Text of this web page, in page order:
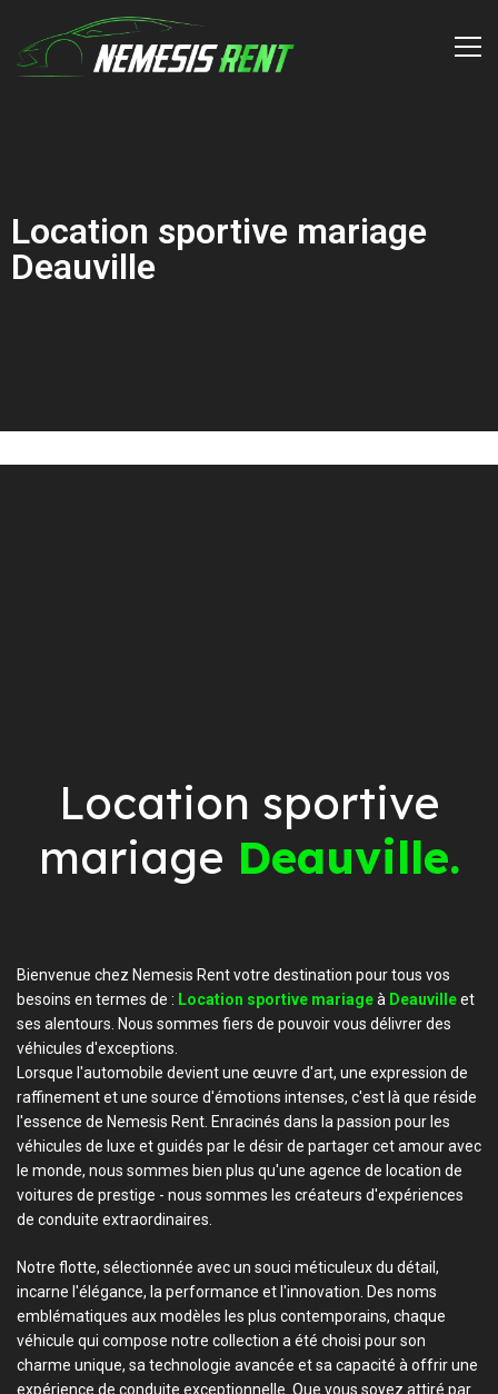
Location sportive mariage
Deauville
Location sportive
mariage Deauville.
Bienvenue chez Nemesis Rent votre destination pour tous vos
besoins en termes de : Location sportive mariageà Deauvilleet
ses alentours. Nous sommes fiers de pouvoir vous délivrer des
véhicules d'exceptions.
Lorsque l'automobile devient une œuvre d'art, une expression de
raffinement et une source d'émotions intenses, c'est là que réside
l'essence de Nemesis Rent. Enracinés dans la passion pour les
véhicules de luxe et guidés par le désir de partager cet amour avec
le monde, nous sommes bien plus qu'une agence de location de
voitures de prestige - nous sommes les créateurs d'expériences
de conduite extraordinaires.
Notre flotte, sélectionnée avec un souci méticuleux du détail,
incarne l'élégance, la performance et l'innovation. Des noms
emblématiques aux modèles les plus contemporains, chaque
véhicule qui compose notre collection a été choisi pour son
charme unique, sa technologie avancée et sa capacité à offrir une
expérience de conduite exceptionnelle. Que vous soyez attiré par